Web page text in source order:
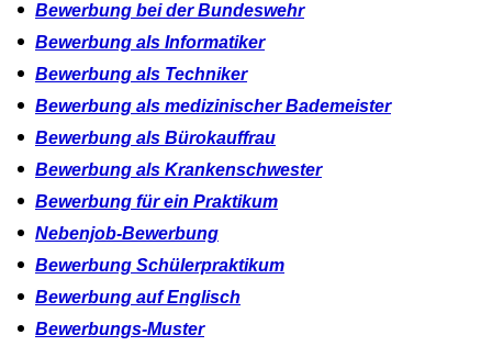
Bewerbung bei der Bundeswehr
Bewerbung als Informatiker
Bewerbung als Techniker
Bewerbung als medizinischer Bademeister
Bewerbung als Bürokauffrau
Bewerbung als Krankenschwester
Bewerbung für ein Praktikum
Nebenjob-Bewerbung
Bewerbung Schülerpraktikum
Bewerbung auf Englisch
Bewerbungs-Muster